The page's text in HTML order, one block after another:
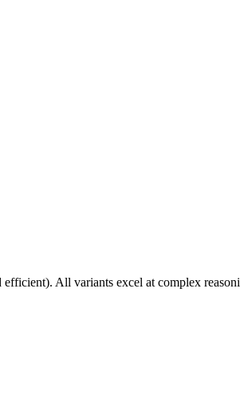
All variants excel at complex